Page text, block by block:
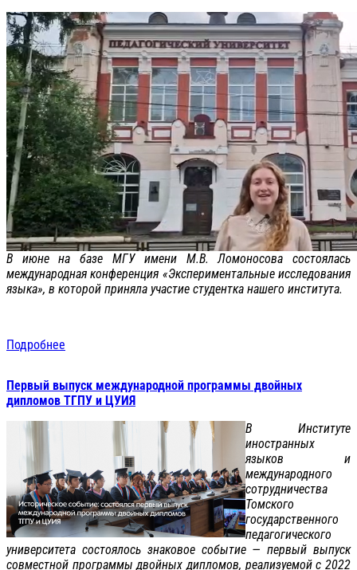
В июне на базе МГУ имени М.В. Ломоносова состоялась
международная конференция «Экспериментальные исследования
языка», в которой приняла участие студентка нашего института.
Подробнее
Первый выпуск международной программы двойных
дипломов ТГПУ и ЦУИЯ
В Институте
иностранных
языков и
международного
сотрудничества
Томского
государственного
педагогического
университета состоялось знаковое событие — первый выпуск
совместной программы двойных дипломов, реализуемой с 2022